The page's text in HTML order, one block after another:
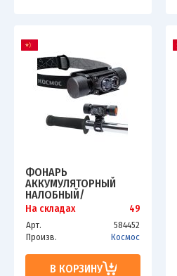
ФОНАРЬ
АККУМУЛЯТОРНЫЙ
НАЛОБНЫЙ/
ВЕЛОСИПЕДНЫЙ LED
10ВТ АККУМ. СЪЕМН. LI-
ION 18650 1.2А.Ч USB-
ШНУР АЛЮМ. КОСМОС
KOS501LIT
На складах 49
Арт.
584452
Произв.
Космос
В КОРЗИНУ